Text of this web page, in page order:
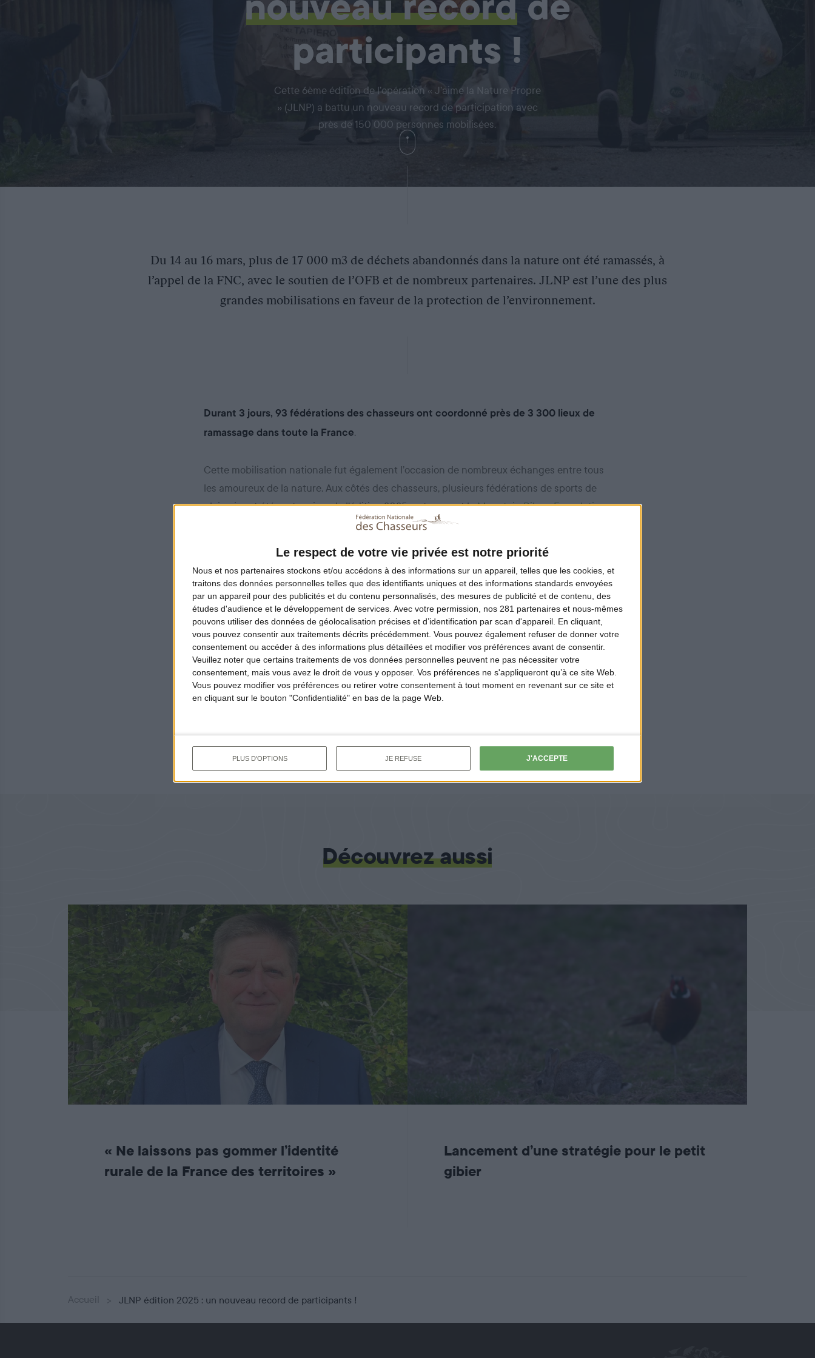
Le respect de votre vie privée est notre priorité
Nous et nos partenaires stockons et/ou accédons à des informations sur un appareil, telles que les cookies, et
traitons des données personnelles telles que des identifiants uniques et des informations standards envoyées
par un appareil pour des publicités et du contenu personnalisés, des mesures de publicité et de contenu, des
études d'audience et le développement de services. Avec votre permission, nos 281 partenaires et nous-mêmes
pouvons utiliser des données de géolocalisation précises et d’identification par scan d'appareil. En cliquant,
vous pouvez consentir aux traitements décrits précédemment. Vous pouvez également refuser de donner votre
consentement ou accéder à des informations plus détaillées et modifier vos préférences avant de consentir.
Veuillez noter que certains traitements de vos données personnelles peuvent ne pas nécessiter votre
consentement, mais vous avez le droit de vous y opposer. Vos préférences ne s'appliqueront qu’à ce site Web.
Vous pouvez modifier vos préférences ou retirer votre consentement à tout moment en revenant sur ce site et
en cliquant sur le bouton "Confidentialité" en bas de la page Web.
PLUS D'OPTIONS JE REFUSE J'ACCEPTE
participants !
Cette 6ème édition de l’opération « J’aime la Nature Propre
» (JLNP) a battu un nouveau record de participation avec
près de 150 000 personnes mobilisées.
Du 14 au 16 mars, plus de 17 000 m3 de déchets abandonnés dans la nature ont été ramassés, à
l’appel de la FNC, avec le soutien de l’OFB et de nombreux partenaires. JLNP est l’une des plus
grandes mobilisations en faveur de la protection de l’environnement.
Durant 3 jours, 93 fédérations des chasseurs ont coordonné près de 3 300 lieux de
ramassage dans toute la France.
Cette mobilisation nationale fut également l’occasion de nombreux échanges entre tous
les amoureux de la nature. Aux côtés des chasseurs, plusieurs fédérations de sports de
plein air ont été partenaires de l’édition 2025, notamment laMountain Bikers Foundation
Fédération Française de Course d’Orientation
nationale des forêts) qui a organisé des ateliers de ramassage lors de sa Journée
Internationale des Forêts ;
France Recyclage Pneumatiques
(FRP), cet éco-organisme qui
récupère les pneus abandonnés sur tout le territoire afin de les revaloriser ; Gestes
Propres, une association qui sensibilise pour lutter contre les déchets abandonnés ;
Tapieroqui a offert de tester ses sacs 100 % dégradables, en kraft et résistants à
l’humidité plusieurs jours en extérieur ;KnetPartagequi propose de récolter les canettes
et de convertir le poids des sacs en somme d’argent à reverser à des associations ;
NaturaBuy, site de vente en ligne de matériel Outdoor qui a mobilisé sa communauté et a
organisé un point de collecte pour tous ses salariés.
Retour à ma newsletter Lire le précédent numéro
Découvrez aussi
« Ne laissons pas gommer l’identité
rurale de la France des territoires »
Lancement d’une stratégie pour le petit
gibier
Accueil JLNP édition 2025 : un nouveau record de participants !